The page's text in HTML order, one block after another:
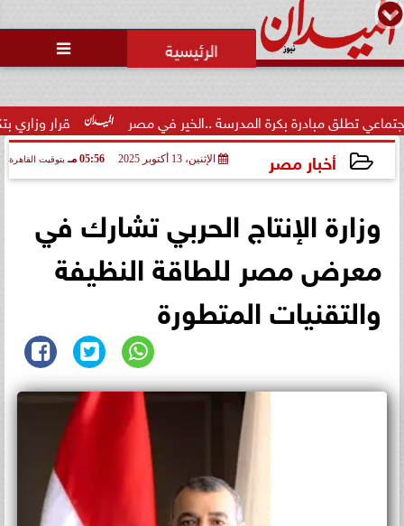

قرار وزاري بتكليف بكرة المدرسة ..الخير في مصر
أخبار مصر الإثنين، 13 أكتوبر 2025 05:56 مـ بتوقيت القاهرة
وزارة الإنتاج الحربي تشارك في
معرض مصر للطاقة النظيفة
والتقنيات المتطورة